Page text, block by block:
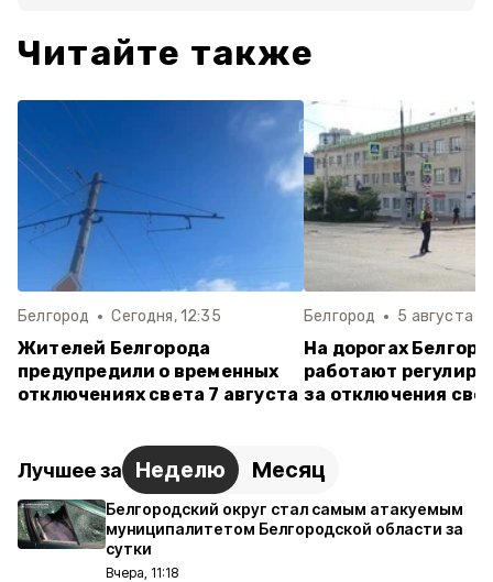
Читайте также
Белгород Сегодня, 12:35
Жителей Белгорода
предупредили о временных
отключениях света 7 августа
Белгород 5 августа ,
На дорогах
работают
за отключения
Лучшее за Неделю Месяц
Белгородский округ стал самым атакуемым
муниципалитетом Белгородской области за
сутки
Вчера, 11:18